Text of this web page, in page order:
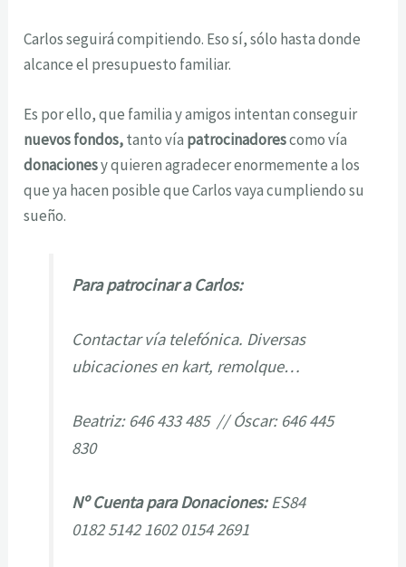
Carlos seguirá compitiendo. Eso sí, sólo hasta donde
alcance el presupuesto familiar.
Es por ello, que familia y amigos intentan conseguir
nuevos fondos,tanto vía patrocinadorescomo vía
donacionesy quieren agradecer enormemente a los
que ya hacen posible que Carlos vaya cumpliendo su
sueño.
Para patrocinar a Carlos:
Contactar vía telefónica. Diversas
ubicaciones en kart, remolque…
Beatriz: 646 433 485 // Óscar: 646 445
830
Nº Cuenta para Donaciones:ES84
0182 5142 1602 0154 2691